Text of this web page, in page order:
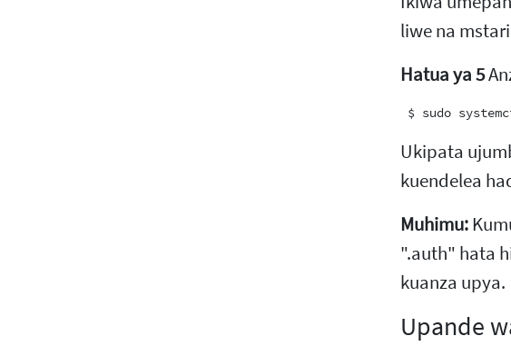
liwe na
Hatua ya 5
Ukipata
kuendelea
Muhimu:
".auth" hata
kuanza upya.
Upande